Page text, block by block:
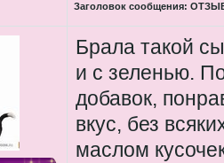
Заголовок сообщения:
Брала такой
и с зеленью.
добавок,
вкус, без
маслом